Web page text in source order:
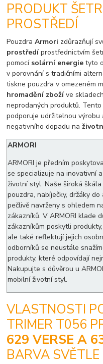
PRODUKT
PROSTŘEDÍ
PouzdraArmori zdůrazňují
prostředíprostřednictvím
pomocí solární energie tyto
v porovnání s tradičními
tiskne pouzdra v omezeném
hromadění zbožíve
neprodaných produktů.
podporuje udržitelnou výrobu
negativního dopadu na
ARMORI
ARMORI je předním
se specializuje na inovativní
životní styl. Naše široká
pouzdra, nabíječky, držáky
pečlivě navrženy s ohledem
zákazníků. V ARMORI klade
zákazníkům poskytli
ale také reflektují jejich
odborníků se neustále
produkty, které odpovídají
Nakupujte s důvěrou u
mobilní životní styl.
VLASTNOSTI
TRIMER T056
629 VERSE A
BARVA